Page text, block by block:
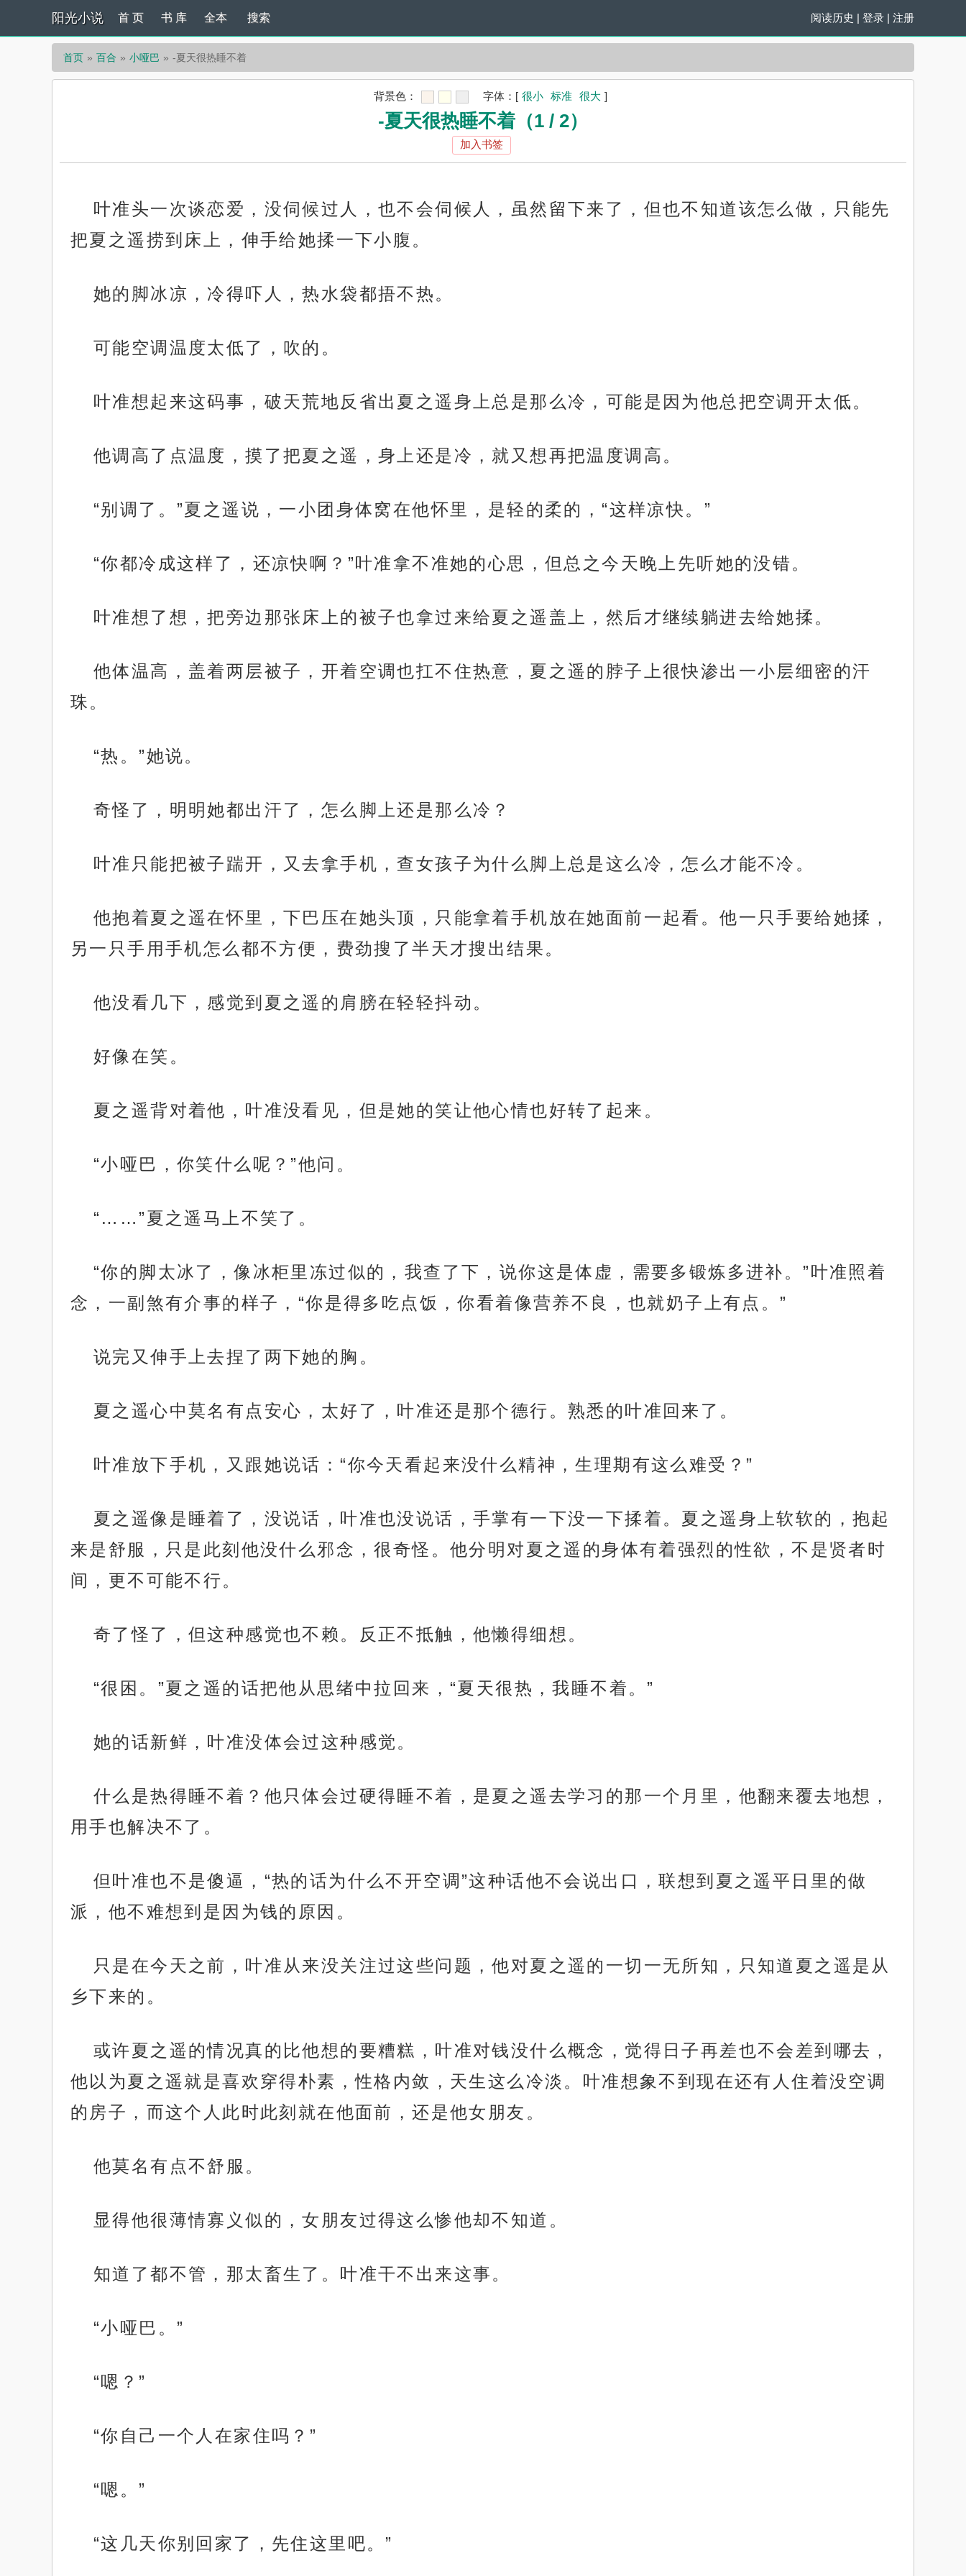
阳光小说 阅读历史 | 登录 | 注册
首 页 书 库 全本 搜索
首页 百合 小哑巴 -夏天很热睡不着
背景色： 字体： [ 很小 标准 很大 ]
-夏天很热睡不着（1 / 2）
加入书签
叶准头一次谈恋爱，没伺候过人，也不会伺候人，虽然留下来了，但也不知道该怎么做，只能先
把夏之遥捞到床上，伸手给她揉一下小腹。
她的脚冰凉，冷得吓人，热水袋都捂不热。
可能空调温度太低了，吹的。
叶准想起来这码事，破天荒地反省出夏之遥身上总是那么冷，可能是因为他总把空调开太低。
他调高了点温度，摸了把夏之遥，身上还是冷，就又想再把温度调高。
“别调了。”夏之遥说，一小团身体窝在他怀里，是轻的柔的，“这样凉快。”
“你都冷成这样了，还凉快啊？”叶准拿不准她的心思，但总之今天晚上先听她的没错。
叶准想了想，把旁边那张床上的被子也拿过来给夏之遥盖上，然后才继续躺进去给她揉。
他体温高，盖着两层被子，开着空调也扛不住热意，夏之遥的脖子上很快渗出一小层细密的汗
珠。
“热。”她说。
奇怪了，明明她都出汗了，怎么脚上还是那么冷？
叶准只能把被子踹开，又去拿手机，查女孩子为什么脚上总是这么冷，怎么才能不冷。
他抱着夏之遥在怀里，下巴压在她头顶，只能拿着手机放在她面前一起看。他一只手要给她揉，
另一只手用手机怎么都不方便，费劲搜了半天才搜出结果。
他没看几下，感觉到夏之遥的肩膀在轻轻抖动。
好像在笑。
夏之遥背对着他，叶准没看见，但是她的笑让他心情也好转了起来。
“小哑巴，你笑什么呢？”他问。
“……”夏之遥马上不笑了。
“你的脚太冰了，像冰柜里冻过似的，我查了下，说你这是体虚，需要多锻炼多进补。”叶准照着
念，一副煞有介事的样子，“你是得多吃点饭，你看着像营养不良，也就奶子上有点。”
说完又伸手上去捏了两下她的胸。
夏之遥心中莫名有点安心，太好了，叶准还是那个德行。熟悉的叶准回来了。
叶准放下手机，又跟她说话：“你今天看起来没什么精神，生理期有这么难受？”
夏之遥像是睡着了，没说话，叶准也没说话，手掌有一下没一下揉着。夏之遥身上软软的，抱起
来是舒服，只是此刻他没什么邪念，很奇怪。他分明对夏之遥的身体有着强烈的性欲，不是贤者时
间，更不可能不行。
奇了怪了，但这种感觉也不赖。反正不抵触，他懒得细想。
“很困。”夏之遥的话把他从思绪中拉回来，“夏天很热，我睡不着。”
她的话新鲜，叶准没体会过这种感觉。
什么是热得睡不着？他只体会过硬得睡不着，是夏之遥去学习的那一个月里，他翻来覆去地想，
用手也解决不了。
但叶准也不是傻逼，“热的话为什么不开空调”这种话他不会说出口，联想到夏之遥平日里的做
派，他不难想到是因为钱的原因。
只是在今天之前，叶准从来没关注过这些问题，他对夏之遥的一切一无所知，只知道夏之遥是从
乡下来的。
或许夏之遥的情况真的比他想的要糟糕，叶准对钱没什么概念，觉得日子再差也不会差到哪去，
他以为夏之遥就是喜欢穿得朴素，性格内敛，天生这么冷淡。叶准想象不到现在还有人住着没空调
的房子，而这个人此时此刻就在他面前，还是他女朋友。
他莫名有点不舒服。
显得他很薄情寡义似的，女朋友过得这么惨他却不知道。
知道了都不管，那太畜生了。叶准干不出来这事。
“小哑巴。”
“嗯？”
“你自己一个人在家住吗？”
“嗯。”
“这几天你别回家了，先住这里吧。”